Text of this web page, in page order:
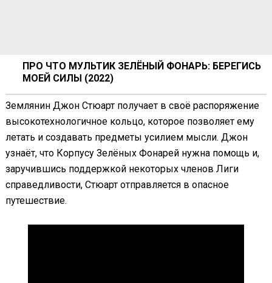
ПРО ЧТО МУЛЬТИК ЗЕЛЁНЫЙ ФОНАРЬ: БЕРЕГИСЬ
МОЕЙ СИЛЫ (2022)
Землянин Джон Стюарт получает в своё распоряжение
высокотехнологичное кольцо, которое позволяет ему
летать и создавать предметы усилием мысли. Джон
узнаёт, что Корпусу Зелёных Фонарей нужна помощь и,
заручившись поддержкой некоторых членов Лиги
справедливости, Стюарт отправляется в опасное
путешествие.